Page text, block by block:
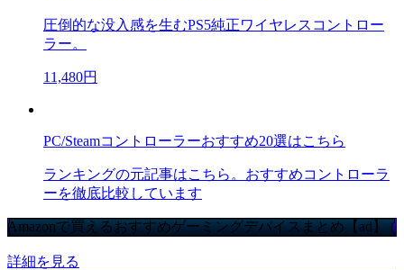
圧倒的な没入感を生むPS5純正ワイヤレスコントロー
ラー。
11,480円
PC/Steamコントローラーおすすめ20選はこちら
ランキングの元記事はこちら。おすすめコントローラ
ーを徹底比較しています
Amazonで買えるおすすめゲーミングデバイスまとめ【ad】
詳細を見る